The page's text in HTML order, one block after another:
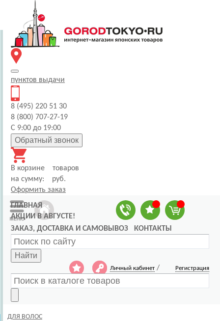
пунктов выдачи
8 (495) 220 51 30
8 (800) 707-27-19
С 9:00 до 19:00
Обратный звонок
В корзине
товаров
на сумму:
руб.
Оформить заказ
ГЛАВНАЯ
АКЦИИ В АВГУСТЕ!
ЗАКАЗ, ДОСТАВКА И САМОВЫВОЗ
КОНТАКТЫ
Найти
Личный кабинет / Регистрация
ДЛЯ ВОЛОС